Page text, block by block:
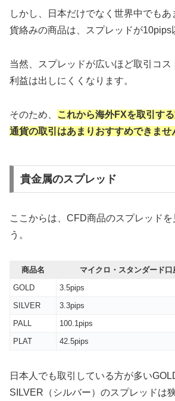
しかし、日本だけでなく世界中でもあ
貨絡みの商品は、スプレッドが10pips
当然、スプレッドが広いほど取引コス
利益は出しにくくなります。
そのため、
これから海外FXを取引す
通貨の取引はあまりおすすめできませ
貴金属のスプレッド
ここからは、CFD商品のスプレッドを
う。
商品名 マイクロ・スタンダード口
GOLD
3.5pips
SILVER
3.3pips
PALL
100.1pips
PLAT
42.5pips
日本人でも取引している方が多い
SILVER（シルバー）のスプレッドは